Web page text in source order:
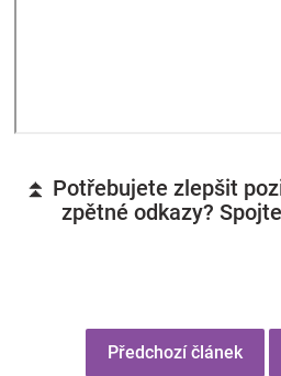
⏫ Potřebujete zlepšit
zpětné odkazy?
Předchozí článek